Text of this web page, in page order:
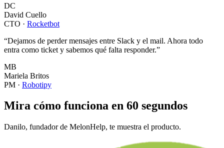
DC
David Cuello
CTO · Rocketbot
“Dejamos de perder mensajes entre Slack y el mail. Ahora todo
entra como ticket y sabemos qué falta responder.”
MB
Mariela Britos
PM · Robotipy
Mira cómo funciona en 60 segundos
Danilo, fundador de MelonHelp, te muestra el producto.